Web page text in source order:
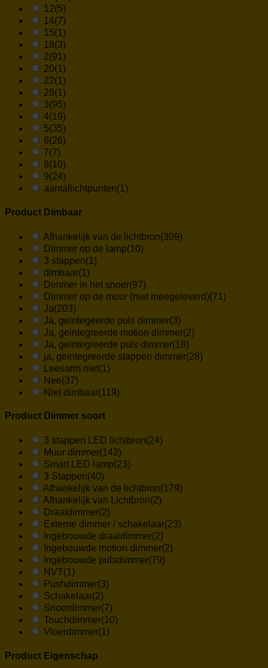
12(5)
14(7)
15(1)
18(3)
2(91)
20(1)
22(1)
28(1)
3(95)
4(19)
5(35)
6(26)
7(7)
8(10)
9(24)
aantallichtpunten(1)
Product Dimbaar
Afhankelijk van de lichtbron(309)
Dimmer op de lamp(10)
3 stappen(1)
dimbaar(1)
Dimmer in het snoer(97)
Dimmer op de muur (niet meegeleverd)(71)
Ja(203)
Ja, geïntegeerde puls dimmer(3)
Ja, geintegreerde motion dimmer(2)
Ja, geïntegreerde puls dimmer(18)
ja, geïntegreerde stappen dimmer(28)
Leesarm niet(1)
Nee(37)
Niet dimbaar(119)
Product Dimmer soort
3 stappen LED lichtbron(24)
Muur dimmer(142)
Smart LED lamp(23)
3 Stappen(40)
Afhankelijk van de lichtbron(179)
Afhankelijk van Lichtbron(2)
Draaidimmer(2)
Externe dimmer / schakelaar(23)
Ingebouwde draaidimmer(2)
Ingebouwde motion dimmer(2)
Ingebouwde pulsdimmer(79)
NVT(1)
Pushdimmer(3)
Schakelaar(2)
Snoerdimmer(7)
Touchdimmer(10)
Vloerdimmer(1)
Product Eigenschap